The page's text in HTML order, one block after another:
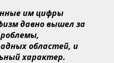
им цифры
давно вышел за
областей, и
характер.